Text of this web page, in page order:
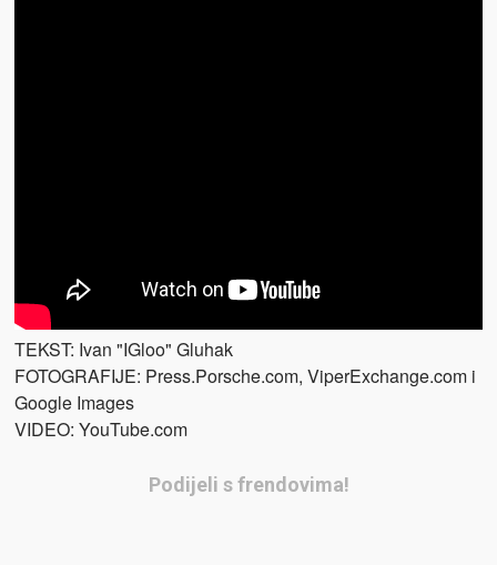
TEKST: Ivan "IGloo" Gluhak
FOTOGRAFIJE: Press.Porsche.com, ViperExchange.com i
Google Images
VIDEO: YouTube.com
Podijeli s frendovima!